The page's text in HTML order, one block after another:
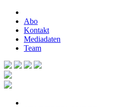
Abo
Kontakt
Mediadaten
Team